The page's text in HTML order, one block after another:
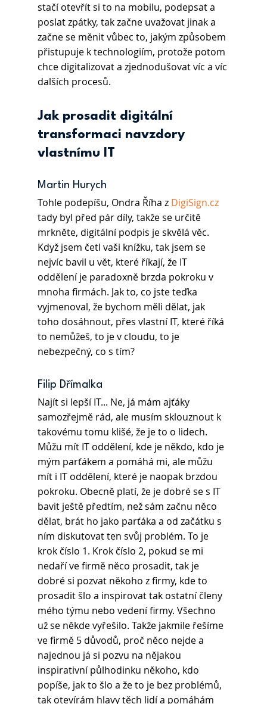
stačí otevřít si to na mobilu, podepsat a
poslat zpátky, tak začne uvažovat jinak a
začne se měnit vůbec to, jakým způsobem
přistupuje k technologiím, protože potom
chce digitalizovat a zjednodušovat víc a víc
dalších procesů.
Jak prosadit digitální
transformaci navzdory
vlastnímu IT
Martin Hurych
Tohle podepíšu, Ondra Říha z DigiSign.cz
tady byl před pár díly, takže se určitě
mrkněte, digitální podpis je skvělá věc.
Když jsem četl vaši knížku, tak jsem se
nejvíc bavil u vět, které říkají, že IT
oddělení je paradoxně brzda pokroku v
mnoha firmách. Jak to, co jste teďka
vyjmenoval, že bychom měli dělat, jak
toho dosáhnout, přes vlastní IT, které říká
to nemůžeš, to je v cloudu, to je
nebezpečný, co s tím?
Filip Dřímalka
Najít si lepší IT... Ne, já mám ajťáky
samozřejmě rád, ale musím sklouznout k
takovému tomu klišé, že je to o lidech.
Můžu mít IT oddělení, kde je někdo, kdo je
mým parťákem a pomáhá mi, ale můžu
mít i IT oddělení, které je naopak brzdou
pokroku. Obecně platí, že je dobré se s IT
bavit ještě předtím, než sám začnu něco
dělat, brát ho jako parťáka a od začátku s
ním diskutovat ten svůj problém. To je
krok číslo 1. Krok číslo 2, pokud se mi
nedaří ve firmě něco prosadit, tak je
dobré si pozvat někoho z firmy, kde to
prosadit šlo a inspirovat tak ostatní členy
mého týmu nebo vedení firmy. Všechno
už se někde vyřešilo. Takže jakmile řešíme
ve firmě 5 důvodů, proč něco nejde a
najednou já si pozvu na nějakou
inspirativní půlhodinku někoho, kdo
popíše, jak to šlo a že to je bez problémů,
tak otevírám hlavy těch lidí a pomáhám